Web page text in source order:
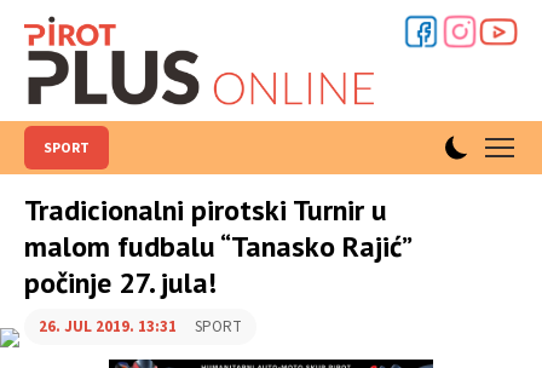
SPORT
Tradicionalni pirotski Turnir u
malom fudbalu “Tanasko Rajić”
počinje 27. jula!
26. JUL 2019. 13:31 SPORT